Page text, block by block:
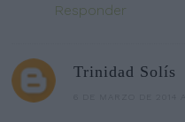
Responder
Trinidad Solís